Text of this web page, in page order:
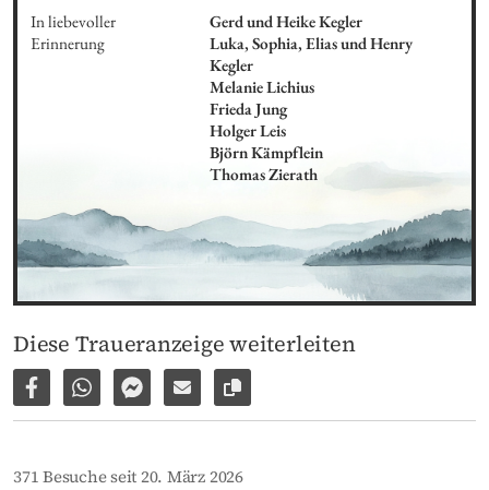
In liebevoller
Erinnerung
Gerd und Heike Kegler
Luka, Sophia, Elias und Henry
Kegler
Melanie Lichius
Frieda Jung
Holger Leis
Björn Kämpflein
Thomas Zierath
Diese Traueranzeige weiterleiten
Auf Facebook teilen
Per WhatsApp weiterleiten
Per Facebook Messenger weiterleiten
Per E-Mail versenden
Link zur Seite kopieren
371 Besuche seit 20. März 2026